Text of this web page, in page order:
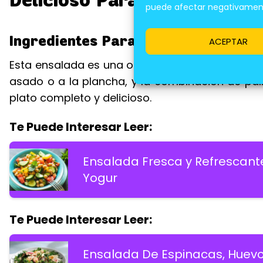
puede afectar
ACEPTAR
Ingredientes Para Una Ensalada
Esta ensalada es una opción refrescante y
asado o a la plancha, y la combinación de
plato completo y delicioso.
Te Puede Interesar Leer:
Ensalada Fresca y
Yogur
Te Puede Interesar Leer:
Ensalada De Espinacas,